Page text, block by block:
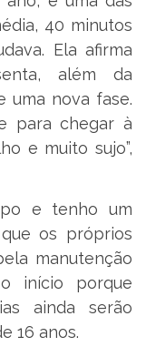
40 minutos
Ela afirma
além da
uma nova fase.
para chegar à
e muito sujo”,
e tenho um
os próprios
manutenção
início porque
ainda serão
16 anos.